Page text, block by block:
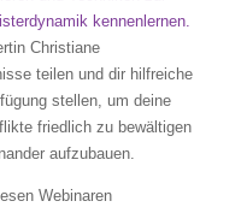
kennenlernen.
Christiane
teilen und dir hilfreiche
stellen, um deine
friedlich zu bewältigen
aufzubauen.
Webinaren